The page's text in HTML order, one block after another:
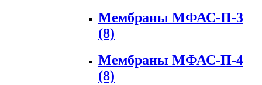
Мембраны МФАС-П-3
(8)
Мембраны МФАС-П-4
(8)